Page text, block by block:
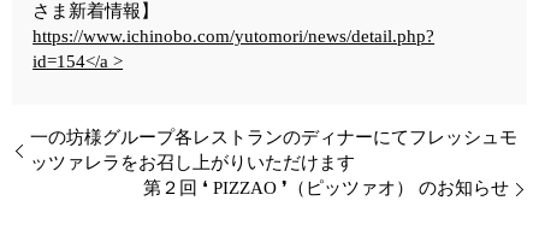
さま新着情報】
https://www.ichinobo.com/yutomori/news/detail.php?
id=154</a >
一の坊様グループ各レストランのディナーにてフレッシュモ
ッツァレラをお召し上がりいただけます
第２回 ❛ PIZZAO ❜（ピッツァオ） のお知らせ